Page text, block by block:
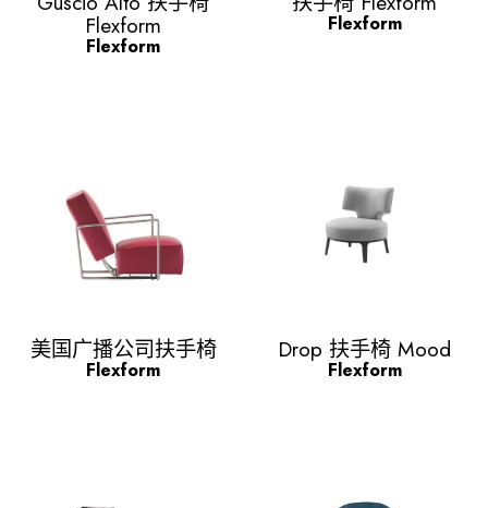
Flexform
Flexform
Flexform
Quick view
美国广播公司扶手椅
Flexform
Quick view
Drop 扶手椅 Mood
Flexform